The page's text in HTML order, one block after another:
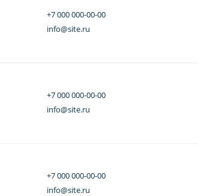
+7 000 000-00-00
info@site.ru
+7 000 000-00-00
info@site.ru
+7 000 000-00-00
info@site.ru